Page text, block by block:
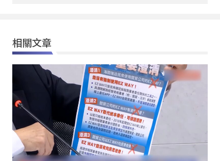
相關文章